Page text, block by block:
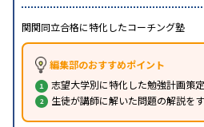
関関同立合格に特化したコーチング塾
編集部のおすすめポイント
志望大学別に特化した勉強計画策
生徒が講師に解いた問題の解説を